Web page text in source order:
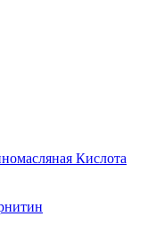
Кислота